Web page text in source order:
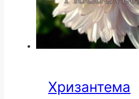
Хризантема